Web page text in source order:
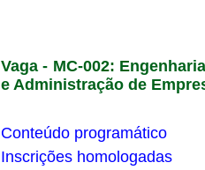
Vaga - MC-002:
e Administração de
Conteúdo programático
Inscrições homologadas